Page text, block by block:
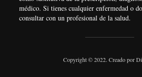
médico. Si tienes cualquier enfermedad o
consultar con un profesional de la salud.
Copyright © 2022. Creado por